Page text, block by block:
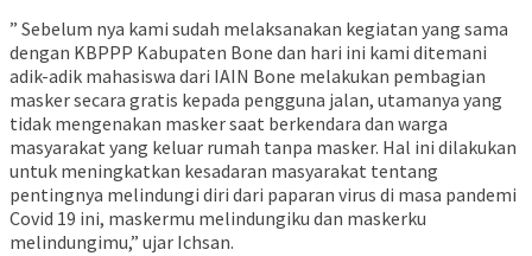
” Sebelum nya kami sudah melaksanakan kegiatan yang sama
dengan KBPPP Kabupaten Bone dan hari ini kami ditemani
adik-adik mahasiswa dari IAIN Bone melakukan pembagian
masker secara gratis kepada pengguna jalan, utamanya yang
tidak mengenakan masker saat berkendara dan warga
masyarakat yang keluar rumah tanpa masker. Hal ini dilakukan
untuk meningkatkan kesadaran masyarakat tentang
pentingnya melindungi diri dari paparan virus di masa pandemi
Covid 19 ini, maskermu melindungiku dan maskerku
melindungimu,” ujar Ichsan.